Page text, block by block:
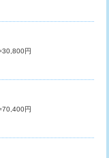
円
円